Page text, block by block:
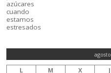
L M X J